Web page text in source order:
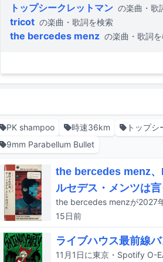
トップシークレットマン の楽曲・歌
tricot の楽曲・歌詞を検索
the bercedes menz の楽曲・歌詞
PK shampoo 時速36km トップシ
9mm Parabellum Bullet
the bercedes menz、
ルセデス・メンツは言
15日前
ライブハウス最前線
11月1日に東京・Spotify O-